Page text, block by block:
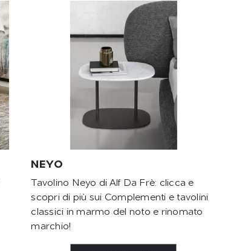
NEYO
Tavolino Neyo di Alf Da Frè: clicca e
scopri di più sui Complementi e tavolini
classici in marmo del noto e rinomato
marchio!